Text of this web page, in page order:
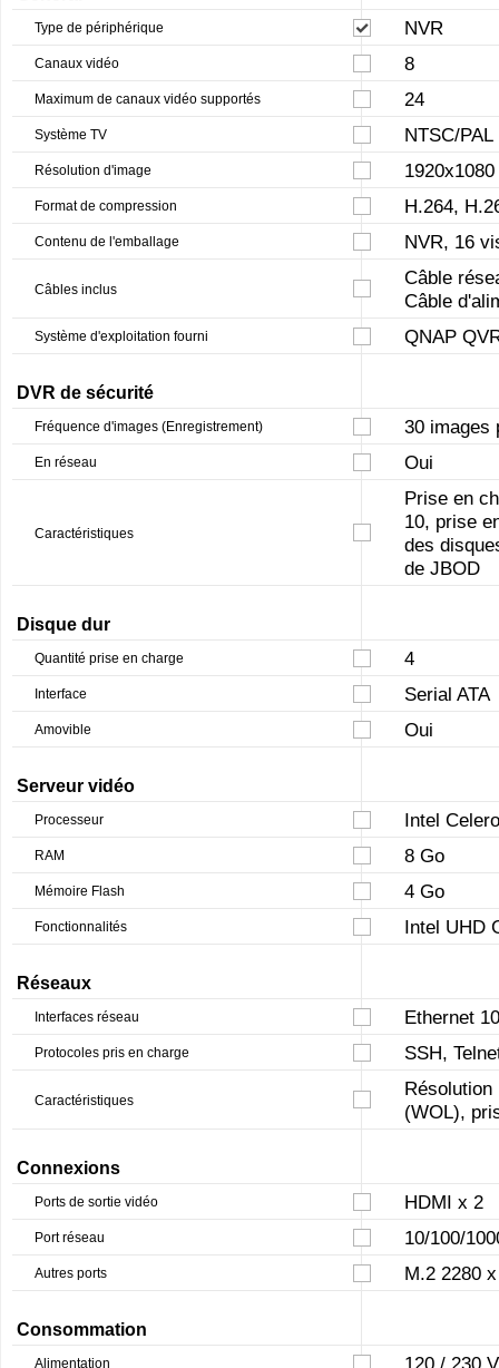
Type de périphérique NVR
Canaux vidéo 8
Maximum de canaux vidéo supportés 24
Système TV NTSC/PAL
Résolution d'image 1920x1080
Format de compression H.264,
Contenu de l'emballage NVR, 16
Câbles inclus
Câble
Câble
Système d'exploitation fourni QNAP
DVR de sécurité
Fréquence d'images (Enregistrement) 30 images
En réseau Oui
Caractéristiques
Prise en
10, prise
des
de JBOD
Disque dur
Quantité prise en charge 4
Interface Serial ATA
Amovible Oui
Serveur vidéo
Processeur Intel
RAM 8 Go
Mémoire Flash 4 Go
Fonctionnalités Intel UHD
Réseaux
Interfaces réseau Ethernet
Protocoles pris en charge SSH,
Caractéristiques
(WOL),
Connexions
Ports de sortie vidéo HDMI x 2
Port réseau 10/100/
Autres ports M.2 2280
Consommation
Alimentation 120 / 230 V